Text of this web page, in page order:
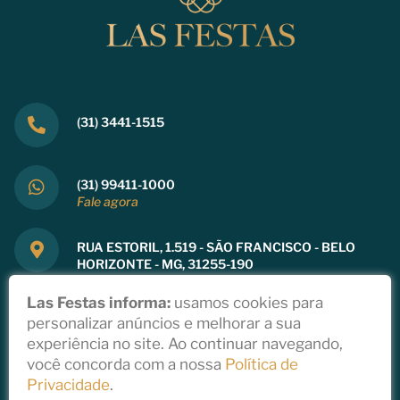
(31) 3441-1515
(31) 99411-1000
Fale agora
RUA ESTORIL, 1.519 - SÃO FRANCISCO - BELO
HORIZONTE - MG, 31255-190
Copyright 2021
Las Festas informa: usamos cookies para
personalizar anúncios e melhorar a sua
experiência no site. Ao continuar navegando,
você concorda com a nossa Política de
Privacidade.